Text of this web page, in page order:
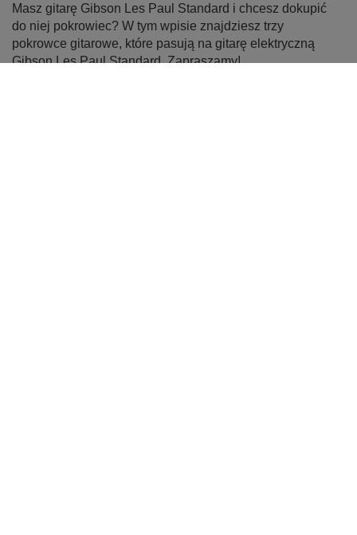
Masz gitarę Gibson Les Paul Standard i chcesz dokupić
do niej pokrowiec? W tym wpisie znajdziesz trzy
pokrowce gitarowe, które pasują na gitarę elektryczną
Gibson Les Paul Standard. Zapraszamy!